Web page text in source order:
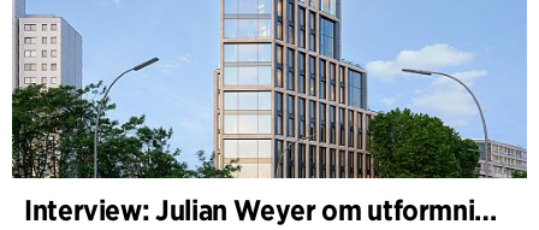
Interview: Julian Weyer om utformningen av B-One